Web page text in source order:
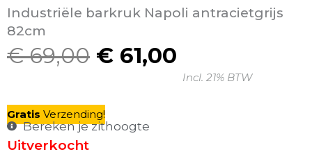
Industriële barkruk Napoli antracietgrijs
82cm
€69,00
Oorspronkelijke
was:
€ 69,00.
€ 61,00
Huidige
prijs
Incl. 21% BTW
Gratis Verzending!
Bereken je zithoogte
Uitverkocht